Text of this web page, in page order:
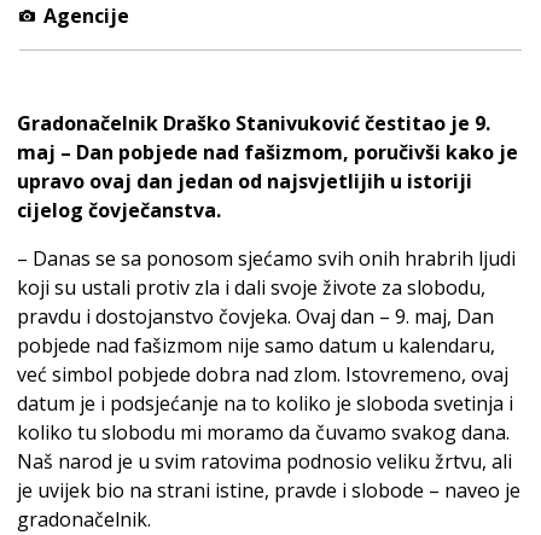
Agencije
Gradonačelnik Draško Stanivuković čestitao je 9.
maj – Dan pobjede nad fašizmom, poručivši kako je
upravo ovaj dan jedan od najsvjetlijih u istoriji
cijelog čovječanstva.
– Danas se sa ponosom sjećamo svih onih hrabrih ljudi
koji su ustali protiv zla i dali svoje živote za slobodu,
pravdu i dostojanstvo čovjeka. Ovaj dan – 9. maj, Dan
pobjede nad fašizmom nije samo datum u kalendaru,
već simbol pobjede dobra nad zlom. Istovremeno, ovaj
datum je i podsjećanje na to koliko je sloboda svetinja i
koliko tu slobodu mi moramo da čuvamo svakog dana.
Naš narod je u svim ratovima podnosio veliku žrtvu, ali
je uvijek bio na strani istine, pravde i slobode – naveo je
gradonačelnik.